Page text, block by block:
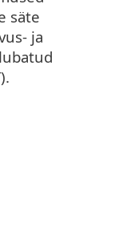
säte
ja